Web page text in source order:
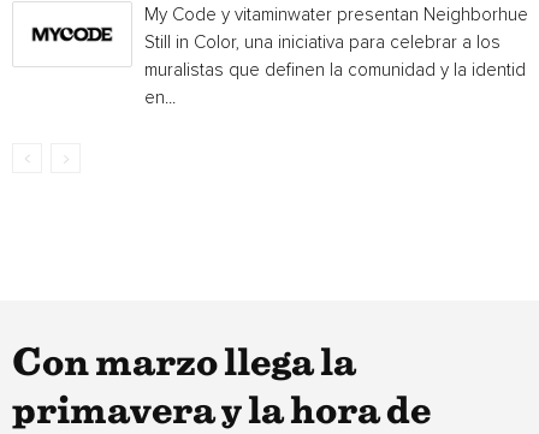
My Code y vitaminwater presentan Neighborhue:
Still in Color, una iniciativa para celebrar a los
muralistas que definen la comunidad y la
en...
Con marzo llega la
primavera y la hora de